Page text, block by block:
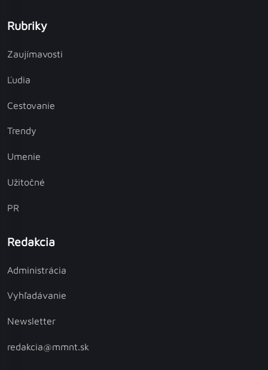
Rubriky
Zaujímavosti
Ľudia
Cestovanie
Trendy
Umenie
Užitočné
PR
Redakcia
Administrácia
Vyhľadávanie
Newsletter
redakcia@mmnt.sk